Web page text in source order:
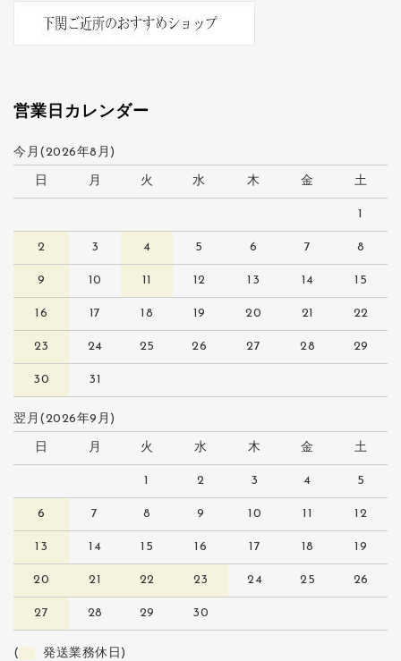
営業日カレンダー
今月(2026年8月)
日 月 火 水 木 金 土
1
2 3 4 5 6 7 8
9 10 11 12 13 14 15
16 17 18 19 20 21 22
23 24 25 26 27 28 29
30 31
翌月(2026年9月)
日 月 火 水 木 金 土
1 2 3 4 5
6 7 8 9 10 11 12
13 14 15 16 17 18 19
20 21 22 23 24 25 26
27 28 29 30
( 発送業務休日)